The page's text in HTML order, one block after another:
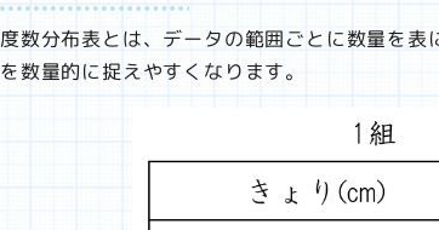
度数分布表とは、データの範囲ごとに数量を表
を数量的に捉えやすくなります。